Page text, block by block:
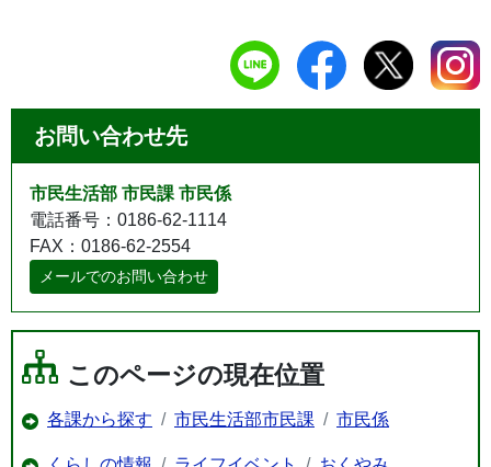
お問い合わせ先
市民生活部 市民課 市民係
電話番号：0186-62-1114
FAX：0186-62-2554
メールでのお問い合わせ
このページの現在位置
各課から探す 市民生活部市民課 市民係